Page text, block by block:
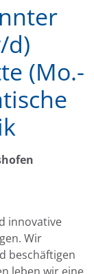
d)
(Mo.-
innovative
Wir
beschäftigen